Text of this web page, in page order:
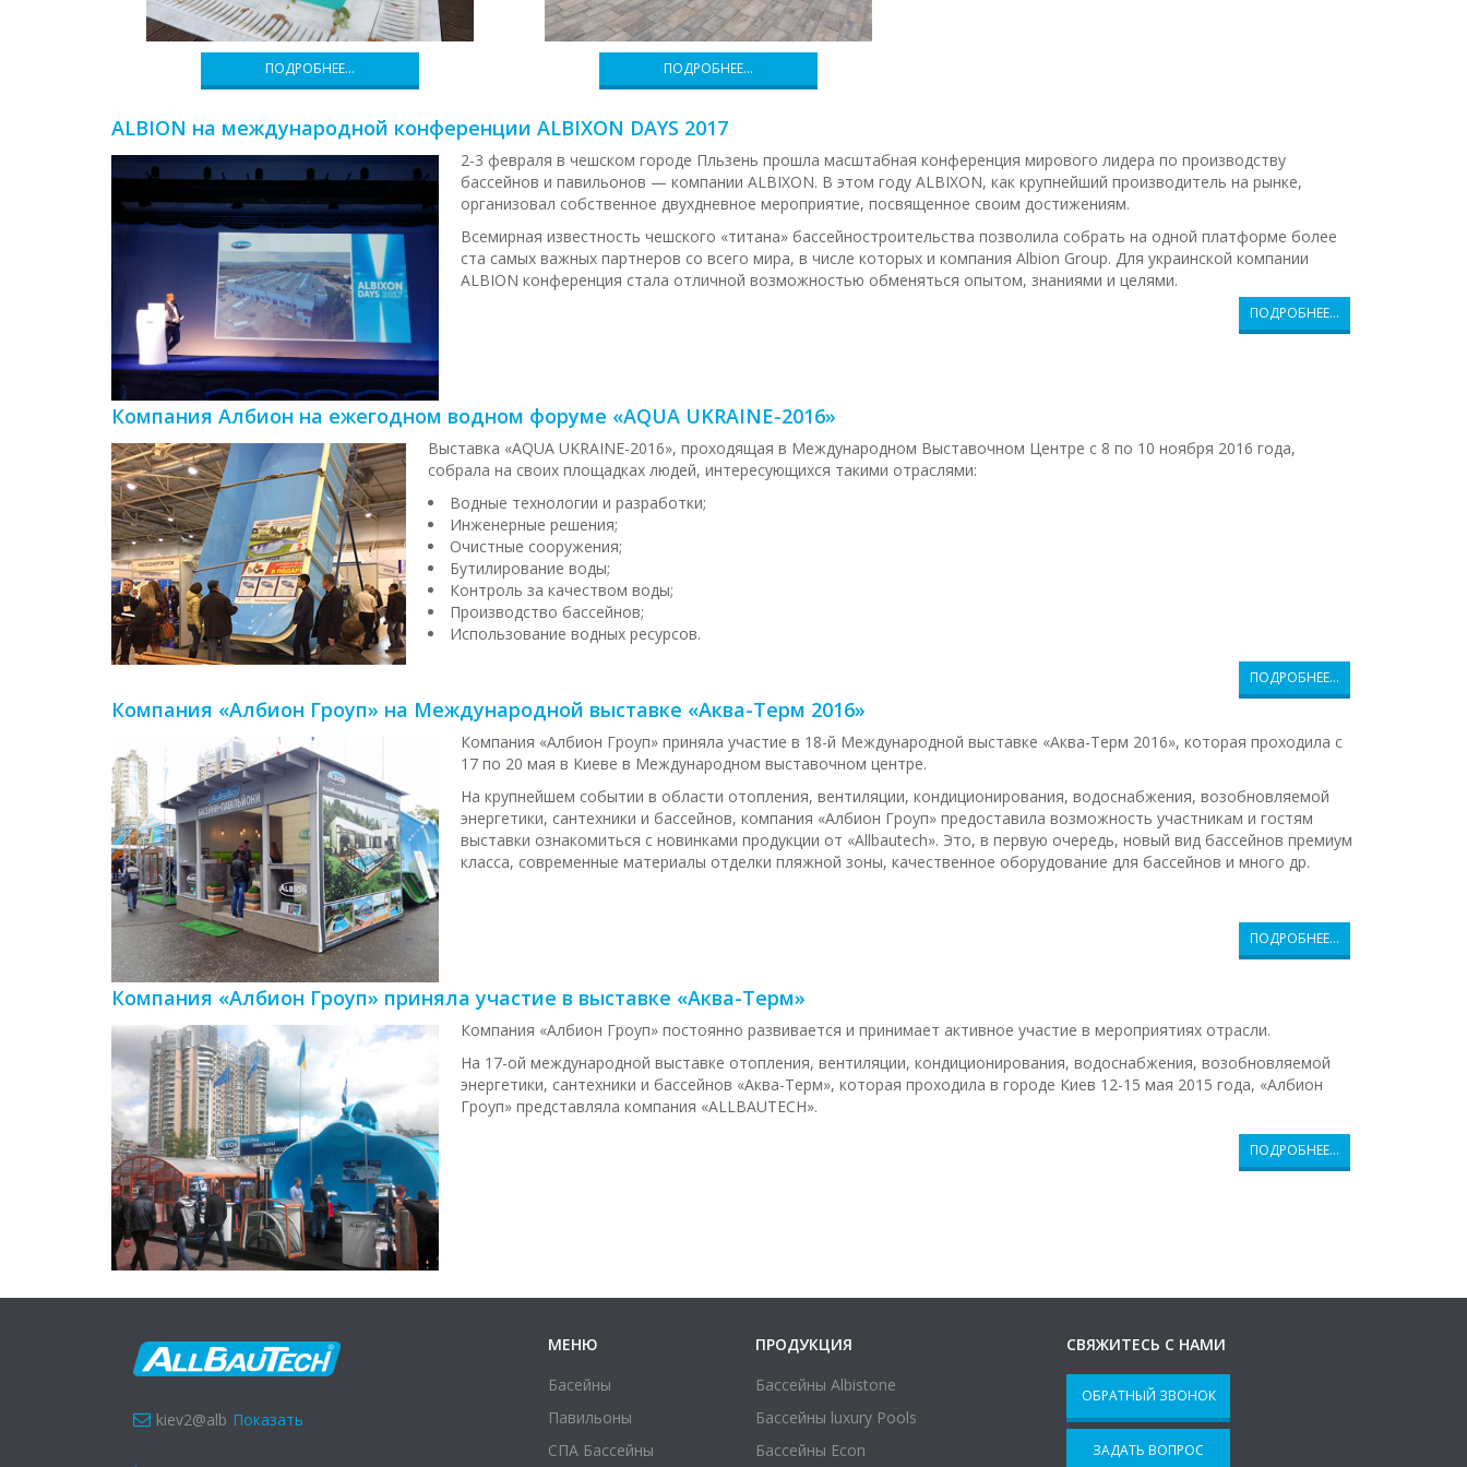
ПОДРОБНЕЕ… ПОДРОБНЕЕ…
ALBION на международной конференции ALBIXON DAYS 2017
2-3 февраля в чешском городе Пльзень прошла масштабная конференция мирового лидера по производству
бассейнов и павильонов — компании ALBIXON. В этом году ALBIXON, как крупнейший производитель на рынке,
организовал собственное двухдневное мероприятие, посвященное своим достижениям.
Всемирная известность чешского «титана» бассейностроительства позволила собрать на одной платформе более
ста самых важных партнеров со всего мира, в числе которых и компания Albion Group. Для украинской компании
ALBION конференция стала отличной возможностью обменяться опытом, знаниями и целями.
ПОДРОБНЕЕ…
Компания Албион на ежегодном водном форуме «AQUA UKRAINE-2016»
Выставка «AQUA UKRAINE-2016», проходящая в Международном Выставочном Центре с 8 по 10 ноября 2016 года,
собрала на своих площадках людей, интересующихся такими отраслями:
Водные технологии и разработки;
Инженерные решения;
Очистные сооружения;
Бутилирование воды;
Контроль за качеством воды;
Производство бассейнов;
Использование водных ресурсов.
ПОДРОБНЕЕ…
Компания «Албион Гроуп» на Международной выставке «Аква-Терм 2016»
Компания «Албион Гроуп» приняла участие в 18-й Международной выставке «Аква-Терм 2016», которая проходила с
17 по 20 мая в Киеве в Международном выставочном центре.
На крупнейшем событии в области отопления, вентиляции, кондиционирования, водоснабжения, возобновляемой
энергетики, сантехники и бассейнов, компания «Албион Гроуп» предоставила возможность участникам и гостям
выставки ознакомиться с новинками продукции от «Allbautech». Это, в первую очередь, новый вид бассейнов премиум
класса, современные материалы отделки пляжной зоны, качественное оборудование для бассейнов и много др.
ПОДРОБНЕЕ…
Компания «Албион Гроуп» приняла участие в выставке «Аква-Терм»
Компания «Албион Гроуп» постоянно развивается и принимает активное участие в мероприятиях отрасли.
На 17-ой международной выставке отопления, вентиляции, кондиционирования, водоснабжения, возобновляемой
энергетики, сантехники и бассейнов «Аква-Терм», которая проходила в городе Киев 12-15 мая 2015 года, «Албион
Гроуп» представляла компания «ALLBAUTECH».
ПОДРОБНЕЕ…
kiev2@alb Показать
МЕНЮ
Басейны
Павильоны
СПА Бассейны
ПРОДУКЦИЯ
Бассейны Albistone
Бассейны luxury Pools
Бассейны Econ
СВЯЖИТЕСЬ С НАМИ
ОБРАТНЫЙ ЗВОНОК
ЗАДАТЬ ВОПРОС